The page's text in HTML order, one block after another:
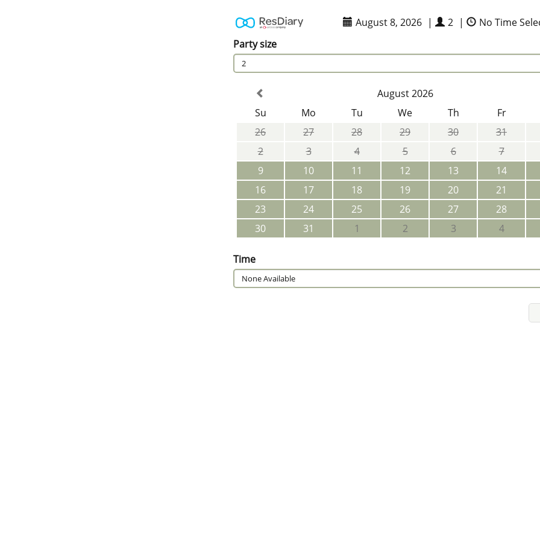
August 8, 2026 | 2 |
No Time
Party size
2
August 2026
Su
Mo Tu We Th
Fr
26
27 28 29 30
31
2
3 4 5 6
7
9
10 11 12 13
14
16
17 18 19 20
21
23
24 25 26 27
28
30
31 1 2 3 4
Time
None Available